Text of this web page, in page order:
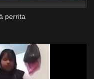
perrita